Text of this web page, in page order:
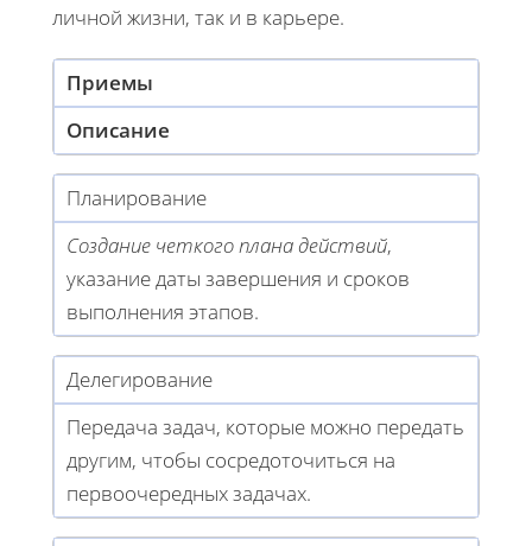
личной жизни, так и в карьере.
Приемы
Описание
Планирование
Создание четкого плана действий,
указание даты завершения и сроков
выполнения этапов.
Делегирование
Передача задач, которые можно передать
другим, чтобы сосредоточиться на
первоочередных задачах.